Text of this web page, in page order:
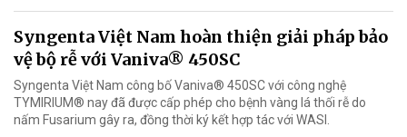
Syngenta Việt Nam hoàn thiện giải pháp bảo
vệ bộ rễ với Vaniva® 450SC
Syngenta Việt Nam công bố Vaniva® 450SC với công nghệ
TYMIRIUM® nay đã được cấp phép cho bệnh vàng lá thối rễ do
nấm Fusarium gây ra, đồng thời ký kết hợp tác với WASI.